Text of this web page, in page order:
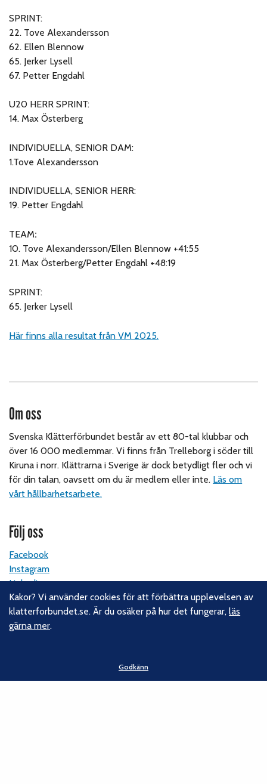
SPRINT:
22. Tove Alexandersson
62. Ellen Blennow
65. Jerker Lysell
67. Petter Engdahl
U20 HERR SPRINT:
14. Max Österberg
INDIVIDUELLA, SENIOR DAM:
1.Tove Alexandersson
INDIVIDUELLA, SENIOR HERR:
19. Petter Engdahl
TEAM:
10. Tove Alexandersson/Ellen Blennow +41:55
21. Max Österberg/Petter Engdahl +48:19
SPRINT:
65. Jerker Lysell
Här finns alla resultat från VM 2025.
Om oss
Svenska Klätterförbundet består av ett 80-tal klubbar och
över 16 000 medlemmar. Vi finns från Trelleborg i söder till
Kiruna i norr. Klättrarna i Sverige är dock betydligt fler och vi
för din talan, oavsett om du är medlem eller inte. Läs om
vårt hållbarhetsarbete.
Följ oss
Facebook
Instagram
Linkedin
Nyhetsbrev
Kontakt
Kakor? Vi använder cookies för att förbättra upplevelsen av
klatterforbundet.se. Är du osäker på hur det fungerar,läs
gärna mer.
Godkänn